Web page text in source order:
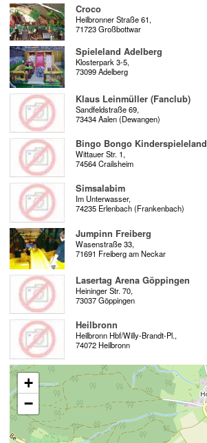
Croco
Heilbronner Straße 61,
71723 Großbottwar
Spieleland Adelberg
Klosterpark 3-5,
73099 Adelberg
Klaus Leinmüller (Fanclub)
Sandfeldstraße 69,
73434 Aalen (Dewangen)
Bingo Bongo Kinderspieleland
Wittauer Str. 1,
74564 Crailsheim
Simsalabim
Im Unterwasser,
74235 Erlenbach (Frankenbach)
Jumpinn Freiberg
Wasenstraße 33,
71691 Freiberg am Neckar
Lasertag Arena Göppingen
Heininger Str. 70,
73037 Göppingen
Heilbronn
Heilbronn Hbf/Willy-Brandt-Pl.,
74072 Heilbronn
+
−